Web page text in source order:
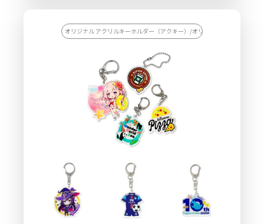
のお散歩ライトなど日常的にお使いいただけるような商品です。
ことができます。 販売に必要な資材も数多く取り揃えております
ので、お客様にはデザインをご入稿いただくだけでオリジナル商
品として販売していただくことができます。 国内生産で小ロット
から大ロットまで承っておりますので、お気軽にご相談くださ
オリジナル アクリルキーホルダー（アクキー）/オリジナル キーホルダ